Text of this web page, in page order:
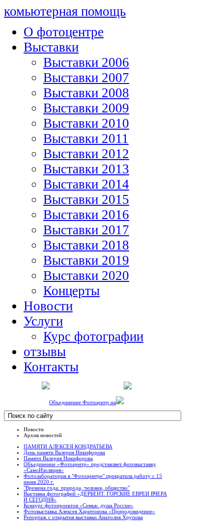
комьютерная помощь
О фотоцентре
Выставки
Выставки 2006
Выставки 2007
Выставки 2008
Выставки 2009
Выставки 2010
Выставки 2011
Выставки 2012
Выставки 2013
Выставки 2014
Выставки 2015
Выставки 2016
Выставки 2017
Выставки 2018
Выставки 2019
Выставки 2020
Концерты
Новости
Услуги
Курс фотографии
отзывы
Контакты
Объединение Фотоцентр на
Новости
Архив новостей
ПАМЯТИ АЛЕКСЕЯ КОНДРАТЬЕВА
День памяти Валерия Никифорова
Памяти Валерия Никифорова
Объединение «Фотоцентр» представляет фотовыставку
«СамоИзоляция»
Фотолаборатория в "Фотоцентре" прекратила работу с 15
июня 2020 г.
"Времена года: природа, человек, общество"
Выставка фотографий «ДЕРБЕНТ. ГОРСКИЕ ЕВРЕИ ВЧЕРА
И СЕГОДНЯ»
Конкурс фотопроектов «Семья- душа России»
Фотовыставка Алексея Харитонова «Природовидение»
Репортаж с открытия выставки Анатолия Хрупова